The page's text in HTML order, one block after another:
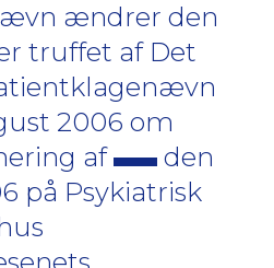
ændrer den
truffet af Det
2006 om
af
den
på Psykiatrisk